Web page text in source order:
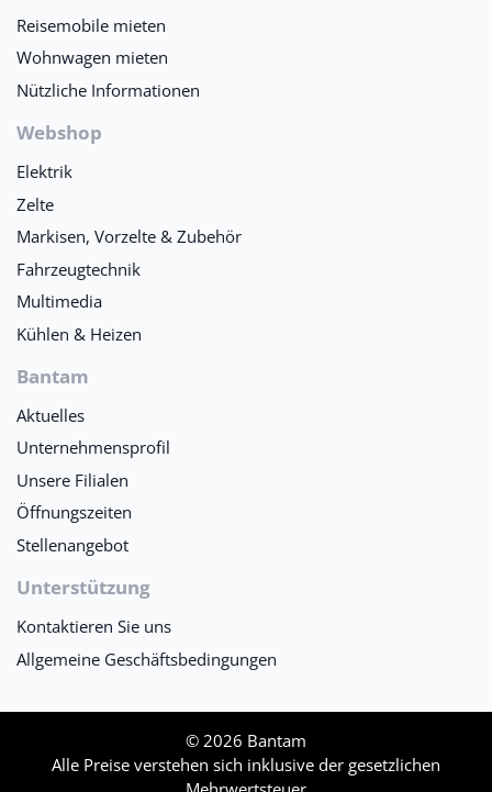
Reisemobile mieten
Wohnwagen mieten
Nützliche Informationen
Webshop
Elektrik
Zelte
Markisen, Vorzelte & Zubehör
Fahrzeugtechnik
Multimedia
Kühlen & Heizen
Bantam
Aktuelles
Unternehmensprofil
Unsere Filialen
Öffnungszeiten
Stellenangebot
Unterstützung
Kontaktieren Sie uns
Allgemeine Geschäftsbedingungen
© 2026 Bantam
Alle Preise verstehen sich inklusive der gesetzlichen